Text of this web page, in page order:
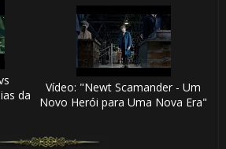
da
Vídeo: "Newt Scamander - Um
Novo Herói para Uma Nova Era"
1️⃣ 8️⃣